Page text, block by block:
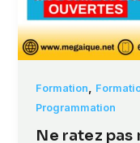
Formation,
Programmation
Ne ratez